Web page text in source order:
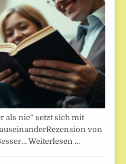
als nie“ setzt sich mit
von
Weiterlesen …